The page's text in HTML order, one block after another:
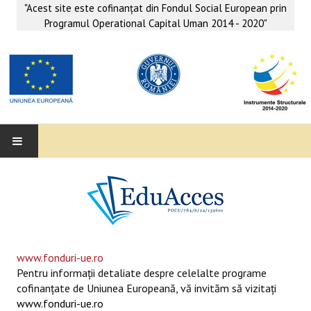
"Acest site este cofinanţat din Fondul Social European prin
Programul Operational Capital Uman 2014 - 2020"
SUPORT EDUCAȚIONAL MATEMATICĂ- INFORMATICĂ
SERVICII PSIHO-SOCIALE
www.fonduri-ue.ro
Pentru informaţii detaliate despre celelalte programe
cofinanţate de Uniunea Europeană, vă invităm să vizitaţi
www.fonduri-ue.ro